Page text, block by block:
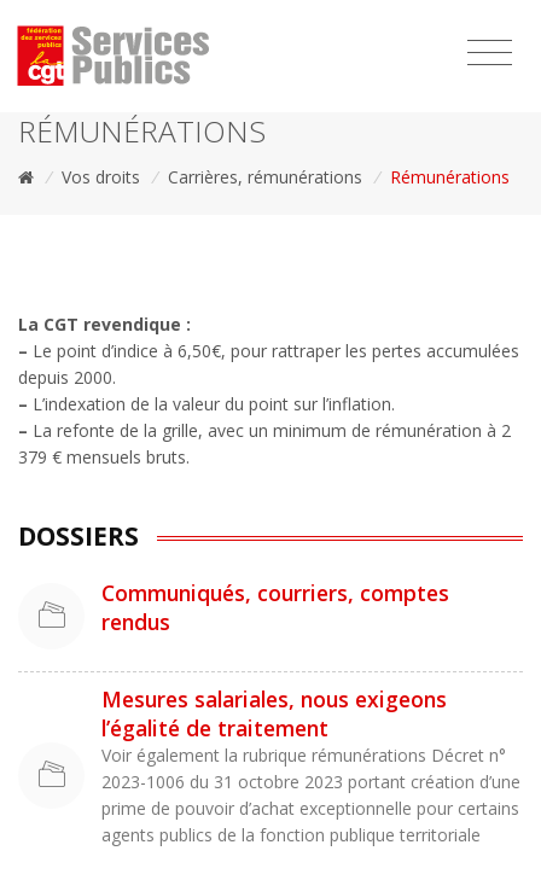
RÉMUNÉRATIONS
/ Vos droits / Carrières, rémunérations / Rémunérations
La CGT revendique :
– Le point d’indice à 6,50€, pour rattraper les pertes accumulées
depuis 2000.
– L’indexation de la valeur du point sur l’inflation.
– La refonte de la grille, avec un minimum de rémunération à 2
379 € mensuels bruts.
DOSSIERS
Communiqués, courriers, comptes
rendus
Mesures salariales, nous exigeons
l’égalité de traitement
Voir également la rubrique rémunérations Décret n°
2023-1006 du 31 octobre 2023 portant création d’une
prime de pouvoir d’achat exceptionnelle pour certains
agents publics de la fonction publique territoriale